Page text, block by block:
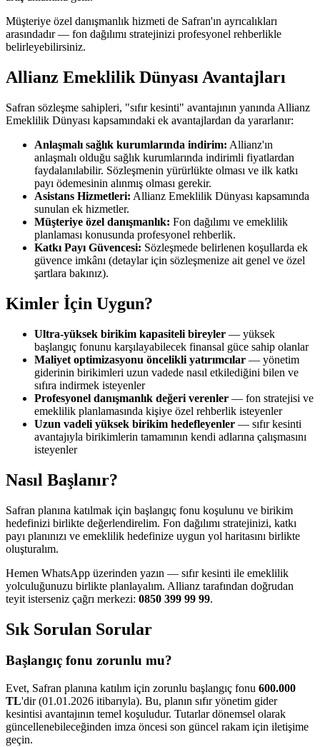
Müşteriye özel danışmanlık hizmeti de Safran'ın ayrıcalıkları
arasındadır — fon dağılımı stratejinizi profesyonel rehberlikle
belirleyebilirsiniz.
Allianz Emeklilik Dünyası Avantajları
Safran sözleşme sahipleri, "sıfır kesinti" avantajının yanında Allianz
Emeklilik Dünyası kapsamındaki ek avantajlardan da yararlanır:
Anlaşmalı sağlık kurumlarında indirim: Allianz'ın
anlaşmalı olduğu sağlık kurumlarında indirimli fiyatlardan
faydalanılabilir. Sözleşmenin yürürlükte olması ve ilk katkı
payı ödemesinin alınmış olması gerekir.
Asistans Hizmetleri: Allianz Emeklilik Dünyası kapsamında
sunulan ek hizmetler.
Müşteriye özel danışmanlık: Fon dağılımı ve emeklilik
planlaması konusunda profesyonel rehberlik.
Katkı Payı Güvencesi: Sözleşmede belirlenen koşullarda ek
güvence imkânı (detaylar için sözleşmenize ait genel ve özel
şartlara bakınız).
Kimler İçin Uygun?
Ultra-yüksek birikim kapasiteli bireyler — yüksek
başlangıç fonunu karşılayabilecek finansal güce sahip olanlar
Maliyet optimizasyonu öncelikli yatırımcılar — yönetim
giderinin birikimleri uzun vadede nasıl etkilediğini bilen ve
sıfıra indirmek isteyenler
Profesyonel danışmanlık değeri verenler — fon stratejisi ve
emeklilik planlamasında kişiye özel rehberlik isteyenler
Uzun vadeli yüksek birikim hedefleyenler — sıfır kesinti
avantajıyla birikimlerin tamamının kendi adlarına çalışmasını
isteyenler
Nasıl Başlanır?
Safran planına katılmak için başlangıç fonu koşulunu ve birikim
hedefinizi birlikte değerlendirelim. Fon dağılımı stratejinizi, katkı
payı planınızı ve emeklilik hedefinize uygun yol haritasını birlikte
oluşturalım.
Hemen WhatsApp üzerinden yazın — sıfır kesinti ile emeklilik
yolculuğunuzu birlikte planlayalım. Allianz tarafından doğrudan
teyit isterseniz çağrı merkezi: 0850 399 99 99.
Sık Sorulan Sorular
Başlangıç fonu zorunlu mu?
Evet, Safran planına katılım için zorunlu başlangıç fonu 600.000
TL'dir (01.01.2026 itibarıyla). Bu, planın sıfır yönetim gider
kesintisi avantajının temel koşuludur. Tutarlar dönemsel olarak
güncellenebileceğinden imza öncesi son güncel rakam için iletişime
geçin.